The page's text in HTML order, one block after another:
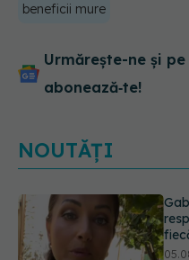
beneficii mure
Urmărește-ne și
abonează‑te!
NOUTĂȚI